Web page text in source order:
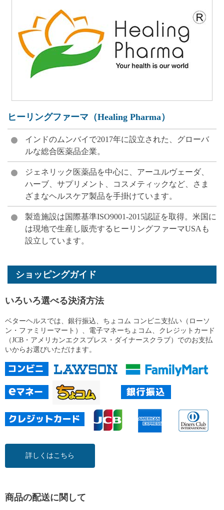
ヒーリングファーマ（Healing Pharma）
インドのムンバイで2017年に設立された、グローバ
ルな総合医薬品企業。
ジェネリック医薬品を中心に、アーユルヴェーダ、
ハーブ、サプリメント、コスメティックなど、さま
ざまなヘルスケア製品を手掛けています。
製造施設は国際基準ISO9001-2015認証を取得。米国に
は現地で生産し販売するヒーリングファーマUSAも
設立しています。
ショッピングガイド
いろいろ選べる決済方法
ベターヘルスでは、銀行振込、ちょコム コンビニ支払い（ローソ
ン・ファミリーマート）、電子マネーちょコム、クレジットカード
（JCB・アメリカンエクスプレス・ダイナースクラブ）でのお支払
いからお選びいただけます。
詳しくはこちら
商品の配送に関して